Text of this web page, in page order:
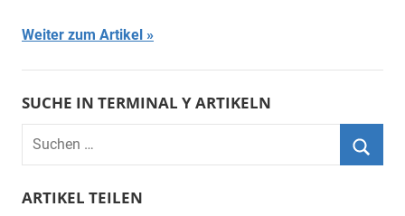
Weiter zum Artikel
SUCHE IN TERMINAL Y ARTIKELN
Suchen
nach:
ARTIKEL TEILEN